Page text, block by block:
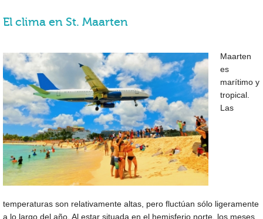
El clima en St. Maarten
Maarten
es
marítimo y
tropical.
Las
temperaturas son relativamente altas, pero fluctúan sólo ligeramente
a lo largo del año. Al estar situada en el hemisferio norte, los meses